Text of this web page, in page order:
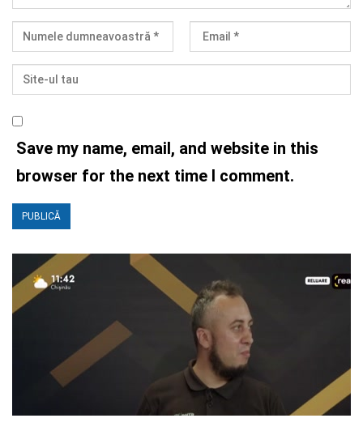
Save my name, email, and website in this
browser for the next time I comment.